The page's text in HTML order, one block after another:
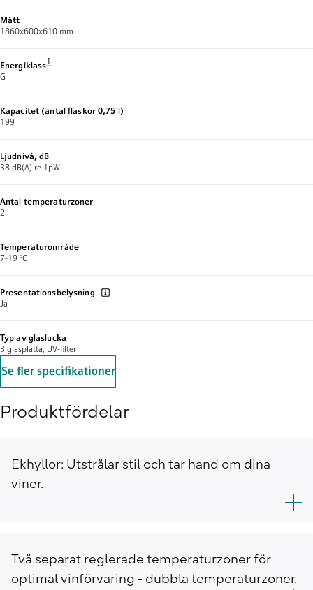
Mått
1860x600x610 mm
EnergiklassFotnot 1: Energiklass på en skala från A till G
1
G
Kapacitet (antal flaskor 0,75 l)
199
Ljudnivå, dB
38 dB(A) re 1pW
Antal temperaturzoner
2
Temperaturområde
7-19 °C
Presentationsbelysning
Ja
Typ av glaslucka
3 glasplatta, UV-filter
Se fler specifikationer
Produktfördelar
Ekhyllor: Utstrålar stil och tar hand om dina
viner.
Två separat reglerade temperaturzoner för
optimal vinförvaring - dubbla temperaturzoner.